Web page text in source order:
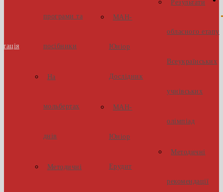
програми та
посібники
На
мольбертах
днів
Методичні
МАН-
Юніор
Дослідник
МАН-
Юніор
Ерудит
Результати
обласного етапу
Всеукраїнських
учнівських
олімпіад
Методичні
рекомендації